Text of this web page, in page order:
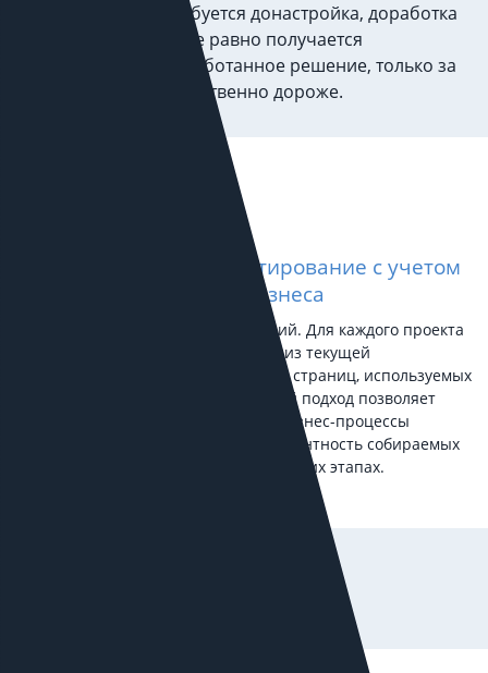
полном объеме, требуется донастройка, доработка
и, по сути, в конце все равно получается
индивидуально разработанное решение, только за
больший срок и существенно дороже.
Индивидуальное проектирование с учетом
особенностей вашего бизнеса
Мы не предлагаем готовых решений. Для каждого проекта
мы самостоятельно проводим анализ текущей
инфраструры, сайтов и посадочных страниц, используемых
рекламных источников и CRM. Такой подход позволяет
достаточно глубоко погрузиться в бизнес-процессы
клиента, повысить точность и релевантность собираемых
данных, избежать ошибок на следующих этапах.